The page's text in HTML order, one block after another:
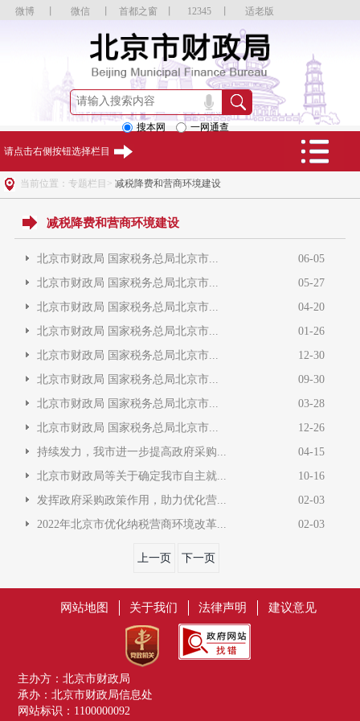
微博 微信 12345 适老版
首都之窗
搜本网 一网通查
请点击右侧按钮选择栏目
当前位置：专题栏目> 减税降费和营商环境建设
减税降费和营商环境建设
北京市财政局 国家税务总局北京市...
06-05
北京市财政局 国家税务总局北京市...
05-27
北京市财政局 国家税务总局北京市...
04-20
北京市财政局 国家税务总局北京市...
01-26
北京市财政局 国家税务总局北京市...
12-30
北京市财政局 国家税务总局北京市...
09-30
北京市财政局 国家税务总局北京市...
03-28
北京市财政局 国家税务总局北京市...
12-26
持续发力，我市进一步提高政府采购...
04-15
北京市财政局等关于确定我市自主就...
10-16
发挥政府采购政策作用，助力优化营...
02-03
2022年北京市优化纳税营商环境改革...
02-03
上一页 下一页
网站地图 关于我们 法律声明 建议意见
主办方：北京市财政局
承办：北京市财政局信息处
网站标识：1100000092